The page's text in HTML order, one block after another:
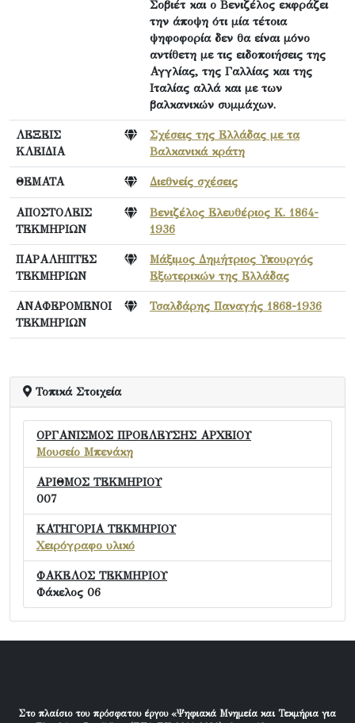
Σοβιέτ και ο Βενιζέλος εκφράζει
την άποψη ότι μία τέτοια
ψηφοφορία δεν θα είναι μόνο
αντίθετη με τις ειδοποιήσεις της
Αγγλίας, της Γαλλίας και της
Ιταλίας αλλά και με των
βαλκανικών συμμάχων.
ΛΕΞΕΙΣ
ΚΛΕΙΔΙΑ
Σχέσεις της Ελλάδας με τα
Βαλκανικά κράτη
ΘΕΜΑΤΑ Διεθνείς σχέσεις
ΑΠΟΣΤΟΛΕΙΣ
ΤΕΚΜΗΡΙΩΝ
Βενιζέλος Ελευθέριος Κ. 1864-
1936
ΠΑΡΑΛΗΠΤΕΣ
ΤΕΚΜΗΡΙΩΝ
Μάξιμος Δημήτριος Υπουργός
Εξωτερικών της Ελλάδας
ΑΝΑΦΕΡΟΜΕΝΟΙ
ΤΕΚΜΗΡΙΩΝ
Τσαλδάρης Παναγής 1868-1936
Τοπικά Στοιχεία
ΟΡΓΑΝΙΣΜΟΣ ΠΡΟΕΛΕΥΣΗΣ ΑΡΧΕΙΟΥ
Μουσείο Μπενάκη
ΑΡΙΘΜΟΣ ΤΕΚΜΗΡΙΟΥ
007
ΚΑΤΗΓΟΡΙΑ ΤΕΚΜΗΡΙΟΥ
Χειρόγραφο υλικό
ΦΑΚΕΛΟΣ ΤΕΚΜΗΡΙΟΥ
Φάκελος 06
Στο πλαίσιο του πρόσφατου έργου «Ψηφιακά Μνημεία και Τεκμήρια για